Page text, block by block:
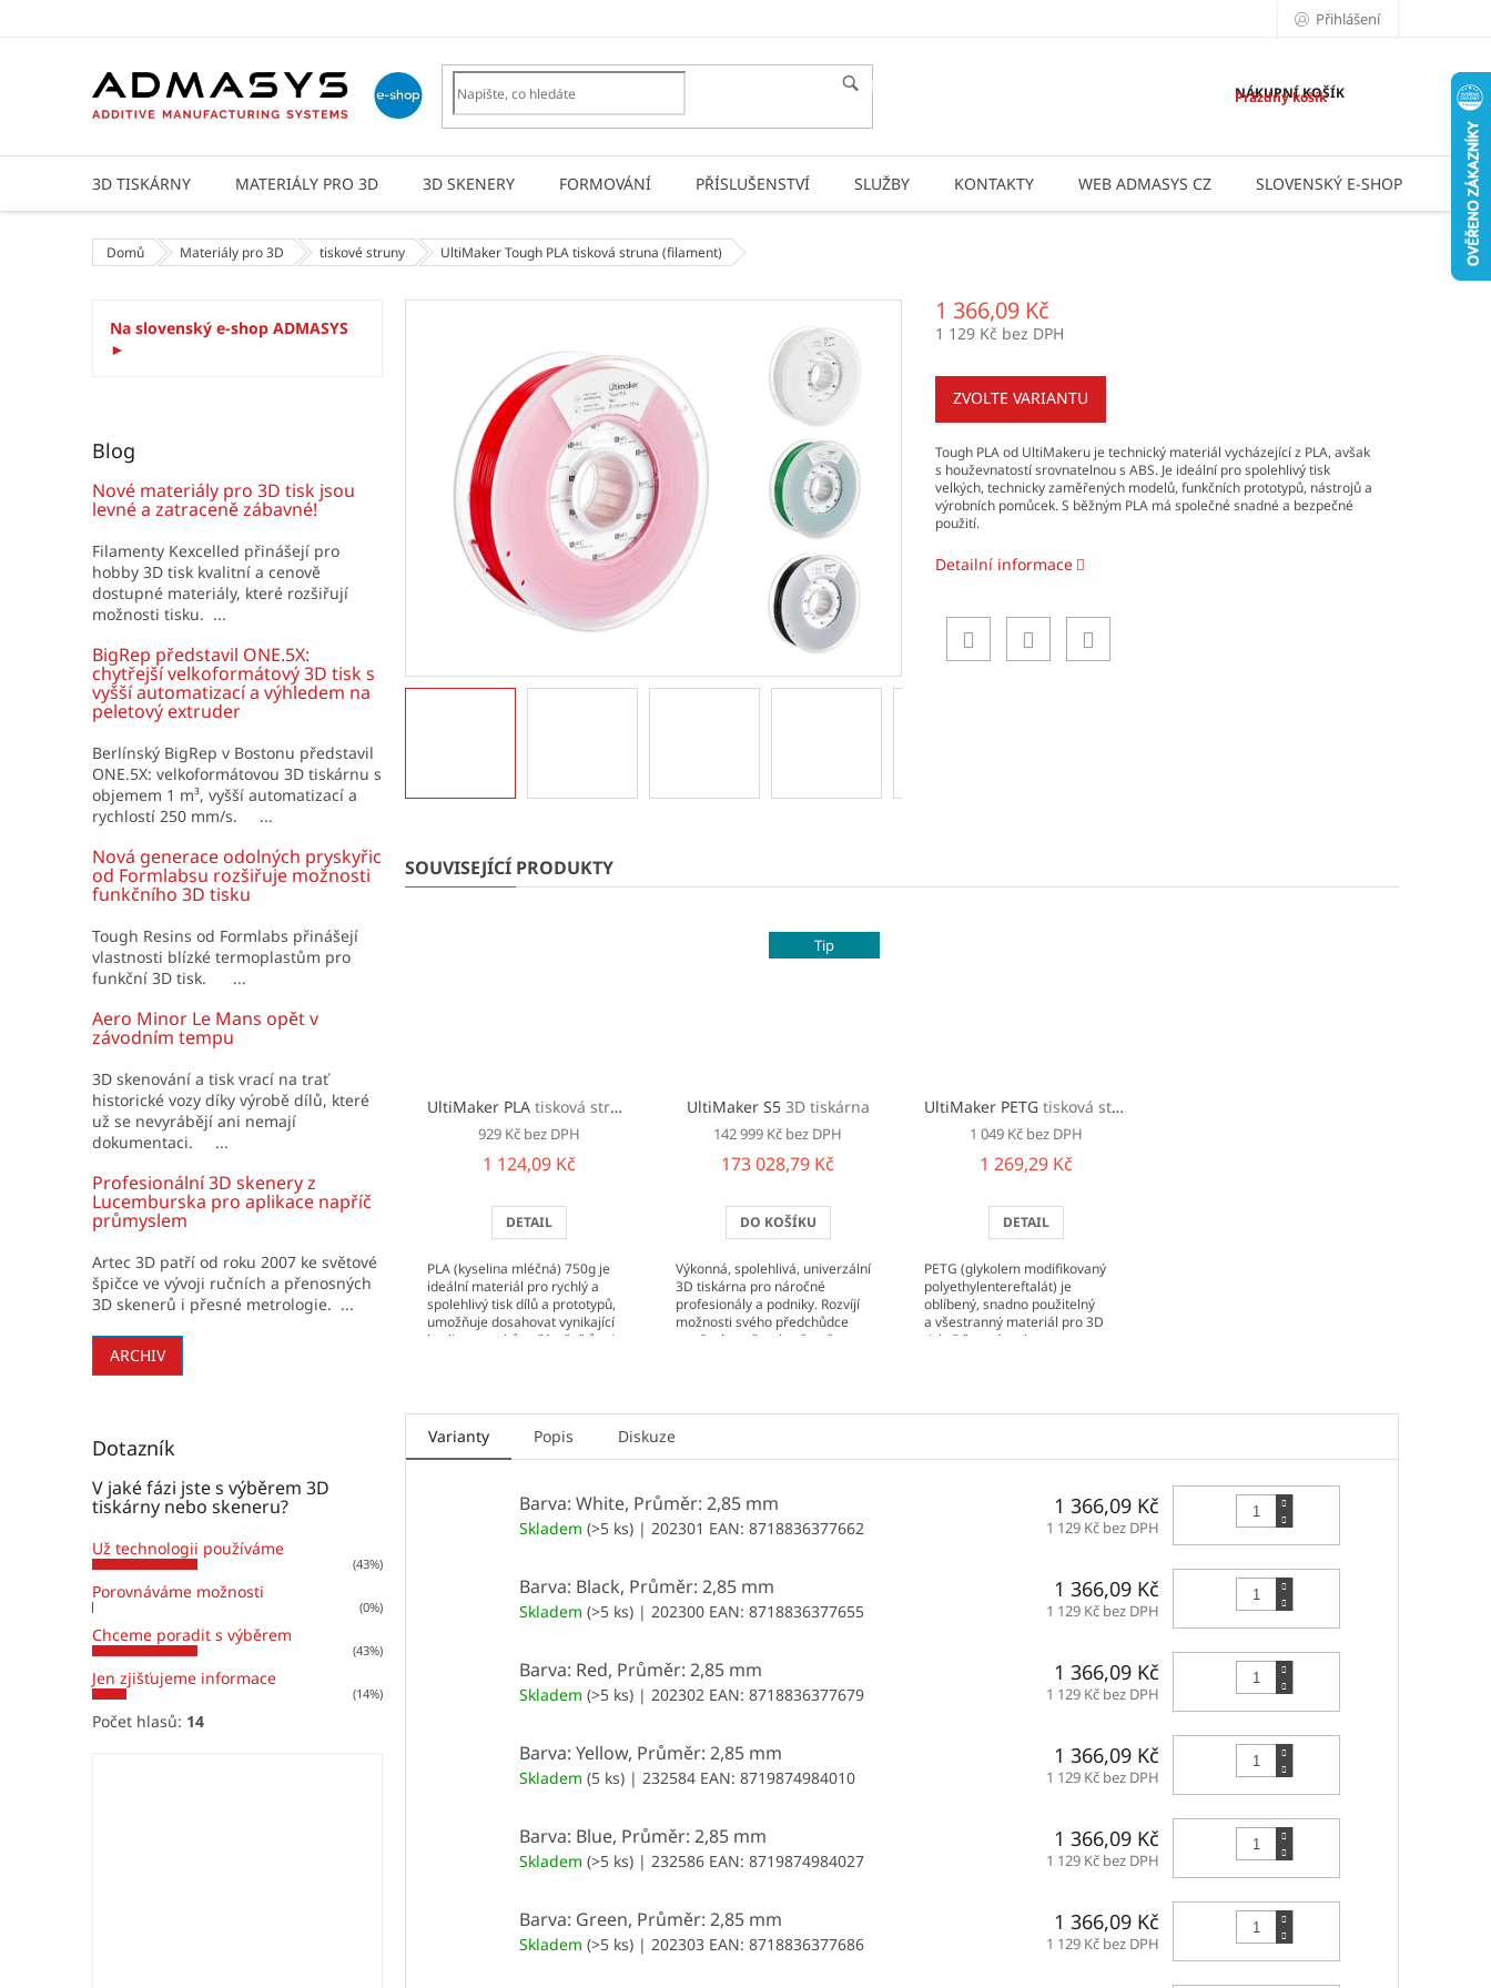
Přihlášení
HLEDAT NÁKUPNÍ KOŠÍK
Prázdný košík
3D TISKÁRNY MATERIÁLY PRO 3D 3D SKENERY FORMOVÁNÍ PŘÍSLUŠENSTVÍ SLUŽBY KONTAKTY WEB ADMASYS CZ SLOVENSKÝ E-SHOP
Domů Materiály pro 3D tiskové struny UltiMaker Tough PLAtisková struna (filament)
n
n
í
a
n
e
l
Na slovenský e-shop ADMASYS
►
Blog
Nové materiály pro 3D tisk jsou
levné a zatraceně zábavné!
Filamenty Kexcelled přinášejí pro
hobby 3D tisk kvalitní a cenově
dostupné materiály, které rozšiřují
možnosti tisku. ...
BigRep představil ONE.5X:
chytřejší velkoformátový 3D tisk s
vyšší automatizací a výhledem na
peletový extruder
Berlínský BigRep v Bostonu představil
ONE.5X: velkoformátovou 3D tiskárnu s
objemem 1 m³, vyšší automatizací a
rychlostí 250 mm/s. ...
Nová generace odolných pryskyřic
od Formlabsu rozšiřuje možnosti
funkčního 3D tisku
Tough Resins od Formlabs přinášejí
vlastnosti blízké termoplastům pro
funkční 3D tisk. ...
Aero Minor Le Mans opět v
závodním tempu
3D skenování a tisk vrací na trať
historické vozy díky výrobě dílů, které
už se nevyrábějí ani nemají
dokumentaci. ...
Profesionální 3D skenery z
Lucemburska pro aplikace napříč
průmyslem
Artec 3D patří od roku 2007 ke světové
špičce ve vývoji ručních a přenosných
3D skenerů i přesné metrologie. ...
ARCHIV
Dotazník
V jaké fázi jste s výběrem 3D
tiskárny nebo skeneru?
Už technologii používáme
(43%)
Porovnáváme možnosti
(0%)
Chceme poradit s výběrem
(43%)
Jen zjišťujeme informace
(14%)
Počet hlasů: 14
1 366,09 Kč
1 129 Kč bez DPH
ZVOLTE VARIANTU
Tough PLA od UltiMakeru je technický materiál vycházející z PLA, avšak
s houževnatostí srovnatelnou s ABS. Je ideální pro spolehlivý tisk
velkých, technicky zaměřených modelů, funkčních prototypů, nástrojů a
výrobních pomůcek. S běžným PLA má společné snadné a bezpečné
použití.
Detailní informace
SOUVISEJÍCÍ PRODUKTY
UltiMaker PLA tisková struna (filament)
929 Kč bez DPH
1 124,09 Kč
DETAIL
PLA (kyselina mléčná) 750g je
ideální materiál pro rychlý a
spolehlivý tisk dílů a prototypů,
umožňuje dosahovat vynikající
kvality povrchů začátečníkům i
Tip
UltiMaker S5 3D tiskárna
142 999 Kč bez DPH
173 028,79 Kč
DO KOŠÍKU
Výkonná, spolehlivá, univerzální
3D tiskárna pro náročné
profesionály a podniky. Rozvíjí
možnosti svého předchůdce
ve všech směrech, včetně
UltiMaker PETG tisková struna (filament)
1 049 Kč bez DPH
1 269,29 Kč
DETAIL
PETG (glykolem modifikovaný
polyethylentereftalát) je
oblíbený, snadno použitelný
a všestranný materiál pro 3D
tisk. Díky svým vlastnostem,
Varianty Popis Diskuze
Barva: White, Průměr: 2,85 mm
Skladem (>5 ks) | 202301 EAN: 8718836377662
1 366,09 Kč
1 129 Kč bez DPH
Barva: Black, Průměr: 2,85 mm
Skladem (>5 ks) | 202300 EAN: 8718836377655
1 366,09 Kč
1 129 Kč bez DPH
Barva: Red, Průměr: 2,85 mm
Skladem (>5 ks) | 202302 EAN: 8718836377679
1 366,09 Kč
1 129 Kč bez DPH
Barva: Yellow, Průměr: 2,85 mm
Skladem (5 ks) | 232584 EAN: 8719874984010
1 366,09 Kč
1 129 Kč bez DPH
Barva: Blue, Průměr: 2,85 mm
Skladem (>5 ks) | 232586 EAN: 8719874984027
1 366,09 Kč
1 129 Kč bez DPH
Barva: Green, Průměr: 2,85 mm
Skladem (>5 ks) | 202303 EAN: 8718836377686
1 366,09 Kč
1 129 Kč bez DPH